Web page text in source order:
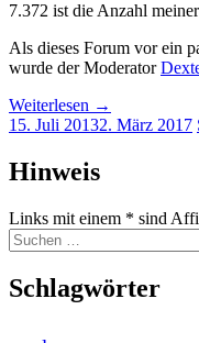
7.372 ist die Anzahl
Als dieses Forum vor ein
wurde der Moderator
Weiterlesen →
15. Juli 20132. März 2017
Widgets
Hinweis
Links mit einem * sind
Suchen
nach:
Schlagwörter